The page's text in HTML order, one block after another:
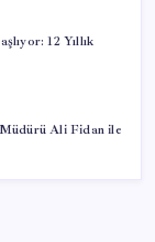
12 Yıllık
Ali Fidan ile